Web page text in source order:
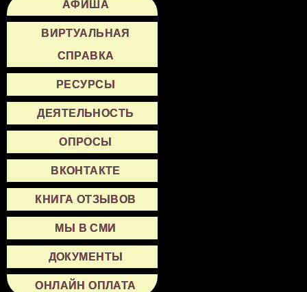
АФИША
ВИРТУАЛЬНАЯ
СПРАВКА
РЕСУРСЫ
ДЕЯТЕЛЬНОСТЬ
ОПРОСЫ
ВКОНТАКТЕ
КНИГА ОТЗЫВОВ
МЫ В СМИ
ДОКУМЕНТЫ
ОНЛАЙН ОПЛАТА